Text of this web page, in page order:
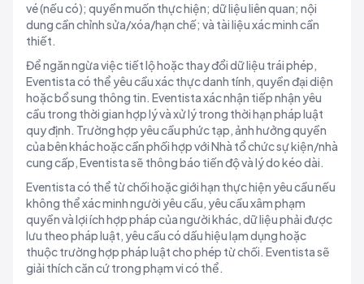
vé (nếu có); quyền muốn thực hiện; dữ liệu liên quan; nội
dung cần chỉnh sửa/xóa/hạn chế; và tài liệu xác minh cần
thiết.
Để ngăn ngừa việc tiết lộ hoặc thay đổi dữ liệu trái phép,
Eventista có thể yêu cầu xác thực danh tính, quyền đại diện
hoặc bổ sung thông tin. Eventista xác nhận tiếp nhận yêu
cầu trong thời gian hợp lý và xử lý trong thời hạn pháp luật
quy định. Trường hợp yêu cầu phức tạp, ảnh hưởng quyền
của bên khác hoặc cần phối hợp với Nhà tổ chức sự kiện/nhà
cung cấp, Eventista sẽ thông báo tiến độ và lý do kéo dài.
Eventista có thể từ chối hoặc giới hạn thực hiện yêu cầu nếu
không thể xác minh người yêu cầu, yêu cầu xâm phạm
quyền và lợi ích hợp pháp của người khác, dữ liệu phải được
lưu theo pháp luật, yêu cầu có dấu hiệu lạm dụng hoặc
thuộc trường hợp pháp luật cho phép từ chối. Eventista sẽ
giải thích căn cứ trong phạm vi có thể.